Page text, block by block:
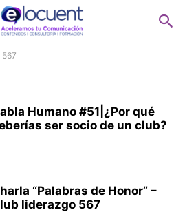
567
Humano #51|¿Por qué
ser socio de un club?
“Palabras de Honor” –
liderazgo 567